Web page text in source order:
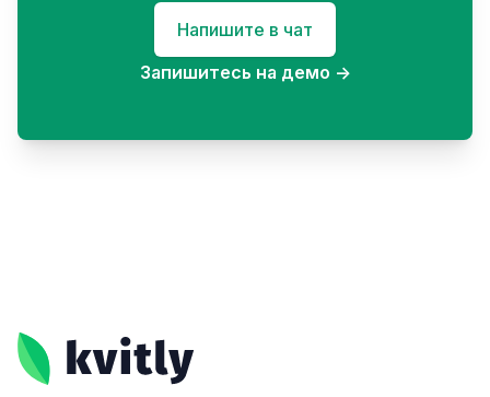
Напишите в чат
Запишитесь на демо →